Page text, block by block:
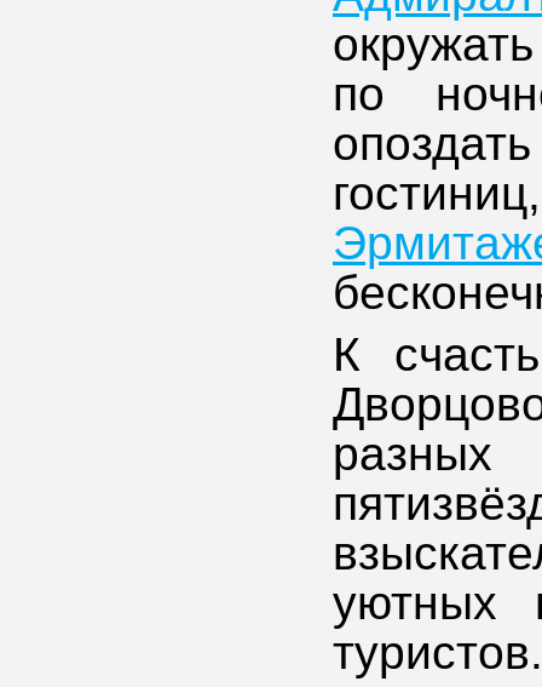
по
К
разных
уютных
туристов.